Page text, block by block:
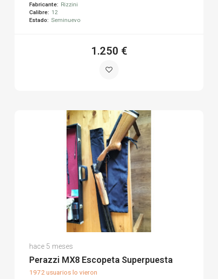
Fabricante: Rizzini
Calibre: 12
Estado: Seminuevo
1.250 €
hace 5 meses
Perazzi MX8 Escopeta Superpuesta
1972 usuarios lo vieron